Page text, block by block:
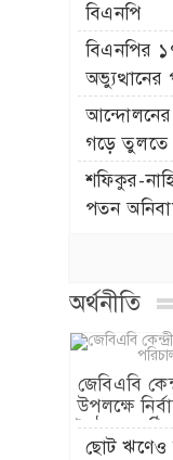
বিএনপি
বিএনপির
গড়ে তুলতে
শফিকুর-
পতন
অর্থনীতি
জেবিএবি
উপলক্ষে
বৈঠক অনুষ্ঠিত
ছোট ঋণেও